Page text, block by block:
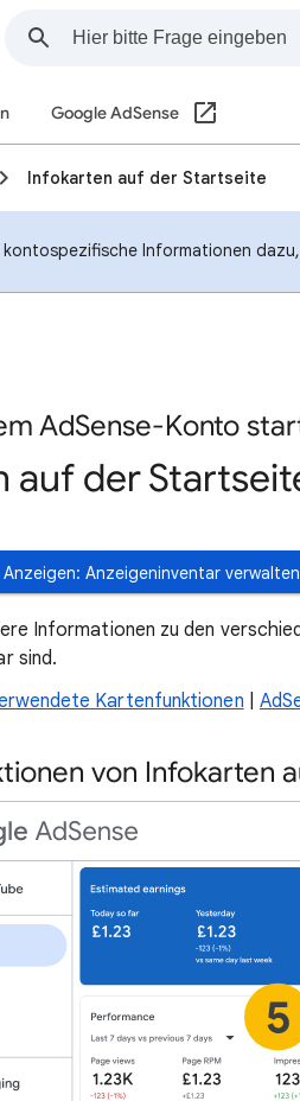
Google AdSense
Infokarten auf der Startseite
Informationen
AdSense-Konto
auf der
Anzeigeninventar verwalten
Informationen zu den
sind.
Kartenfunktionen
von Infokarten